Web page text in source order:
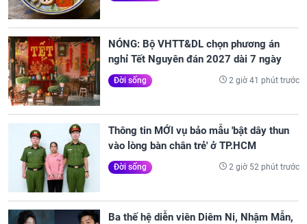
NÓNG: Bộ VHTT&DL chọn phương án
nghỉ Tết Nguyên đán 2027 dài 7 ngày
Đời sống 2 giờ 41 phút trước
Thông tin MỚI vụ bảo mẫu 'bật dây thun
vào lòng bàn chân trẻ' ở TP.HCM
Đời sống 2 giờ 52 phút trước
Ba thế hệ diễn viên Diêm Ni, Nhậm Mẫn,